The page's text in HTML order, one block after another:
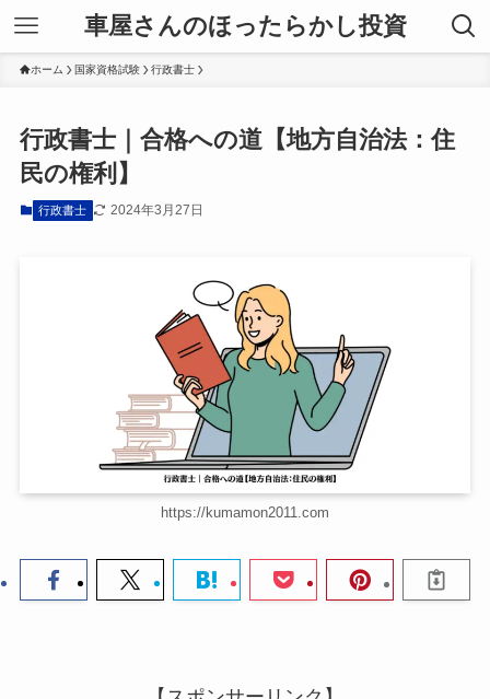
車屋さんのほったらかし投資
ホーム 国家資格試験 行政書士
行政書士｜合格への道【地方自治法：住
民の権利】
行政書士 2024年3月27日
https://kumamon2011.com